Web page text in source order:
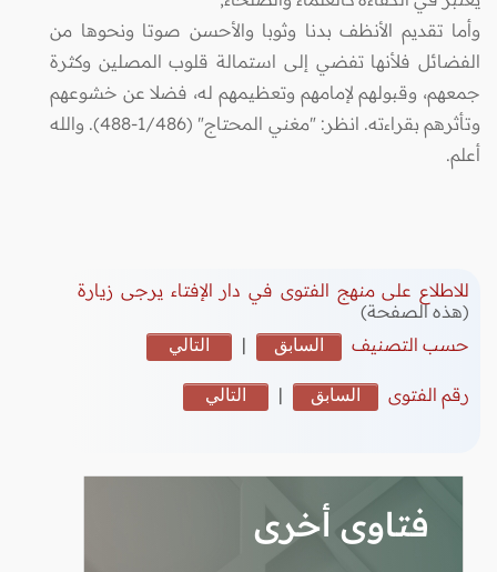
وأما تقديم الأنظف بدنا وثوبا والأحسن صوتا ونحوها من
الفضائل فلأنها تفضي إلى استمالة قلوب المصلين وكثرة
جمعهم، وقبولهم لإمامهم وتعظيمهم له، فضلا عن خشوعهم
وتأثرهم بقراءته. انظر: "مغني المحتاج" (1/486-488). والله
أعلم.
للاطلاع على منهج الفتوى في دار الإفتاء يرجى زيارة
(هذه الصفحة)
حسب التصنيف
السابق | التالي
رقم الفتوى السابق | التالي
فتاوى أخرى